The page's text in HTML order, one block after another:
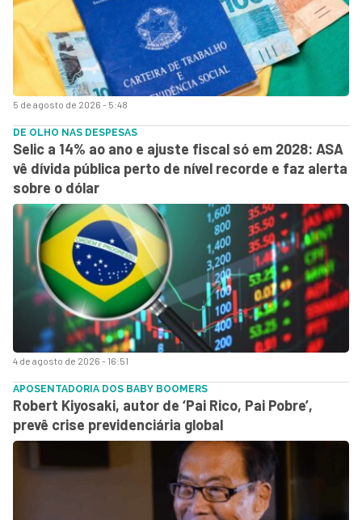
5 de agosto de 2026 - 5:48
4 de agosto de 2026 - 16:51
DE OLHO NAS DESPESAS
Selic a 14% ao ano e ajuste fiscal só em 2028: ASA
vê dívida pública perto de nível recorde e faz alerta
sobre o dólar
APOSENTADORIA DOS BABY BOOMERS
Robert Kiyosaki, autor de ‘Pai Rico, Pai Pobre’,
prevê crise previdenciária global